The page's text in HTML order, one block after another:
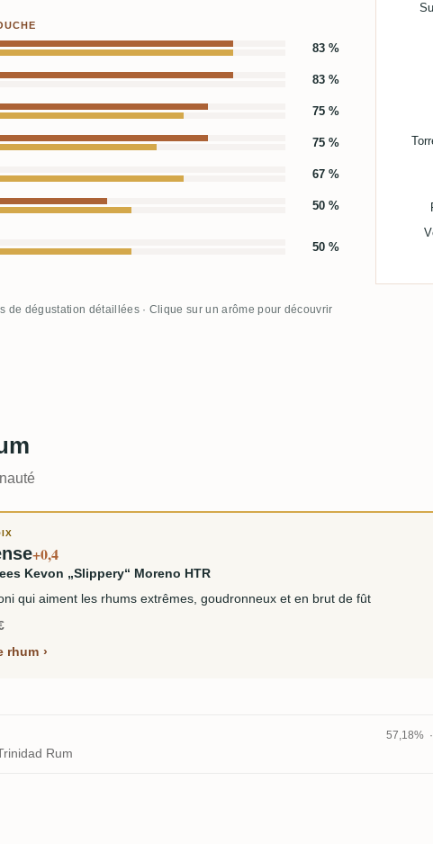
83 %
83 %
75 %
75 %
67 %
50 %
50 %
de dégustation détaillées · Clique sur un arôme pour découvrir
+0,4
Kevon „Slippery“ Moreno HTR
qui aiment les rhums extrêmes, goudronneux et en brut de fût
rhum
57,18%
Rum